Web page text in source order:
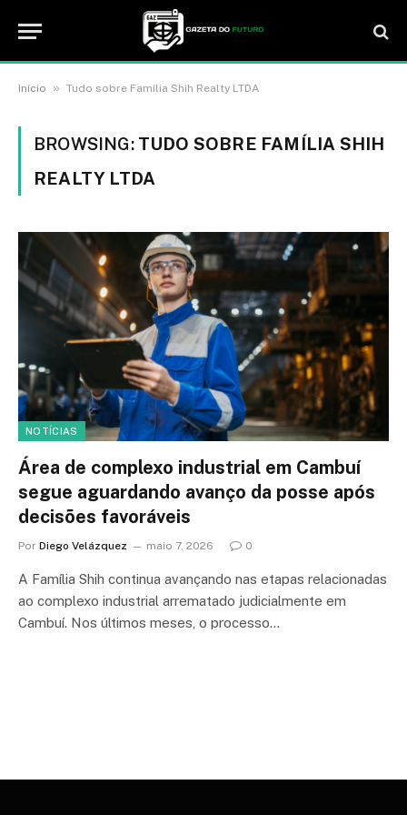
Início » Tudo sobre Família Shih Realty LTDA
BROWSING: TUDO SOBRE FAMÍLIA SHIH
REALTY LTDA
NOTÍCIAS
Área de complexo industrial em Cambuí
segue aguardando avanço da posse após
decisões favoráveis
Por Diego Velázquez maio 7, 2026 0
A Família Shih continua avançando nas etapas relacionadas
ao complexo industrial arrematado judicialmente em
Cambuí. Nos últimos meses, o processo…